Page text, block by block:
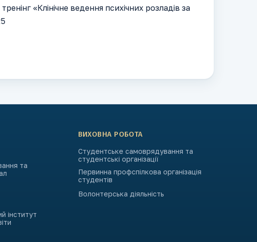
«Клінічне ведення психічних розладів за
та
інститут
ВИХОВНА РОБОТА
Студентське самоврядування та
студентські організації
Первинна профспілкова організація
студентів
Волонтерська діяльність